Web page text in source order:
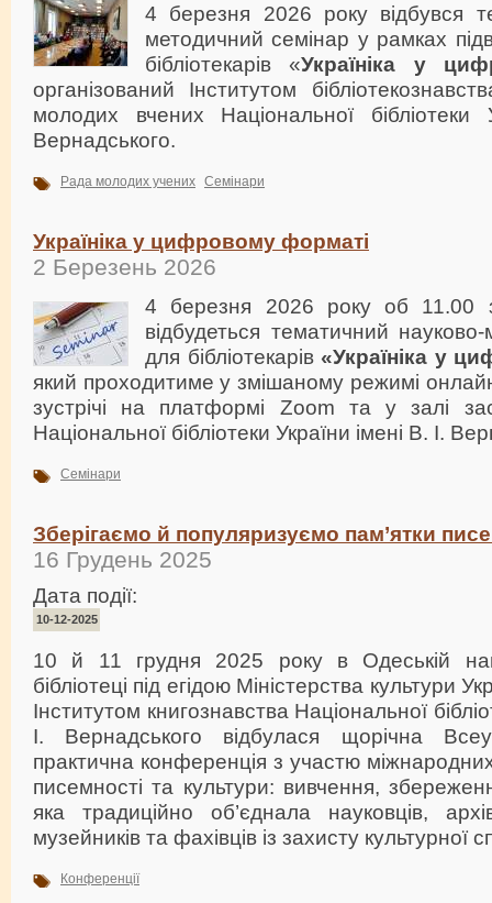
4 березня 2026 року відбувся
методичний семінар у рамках
бібліотекарів «Україніка у
організований Інститутом
молодих вчених Національної бібліотеки
Вернадського.
Рада молодих учених Семінари
Україніка у цифровому форматі
2 Березень 2026
4 березня 2026 року об 11.00
відбудеться тематичний
для бібліотекарів «Україніка у
який проходитиме у змішаному режимі
зустрічі на платформі Zoom та у залі
Національної бібліотеки України імені В. І.
Семінари
Зберігаємо й популяризуємо пам’ятки
16 Грудень 2025
Дата події:
10-12-2025
10 й 11 грудня 2025 року в Одеській
бібліотеці під егідою Міністерства культури
Інститутом книгознавства Національної
І. Вернадського відбулася щорічна
практична конференція з участю
писемності та культури: вивчення,
яка традиційно об’єднала науковців,
музейників та фахівців із захисту культурної
Конференції